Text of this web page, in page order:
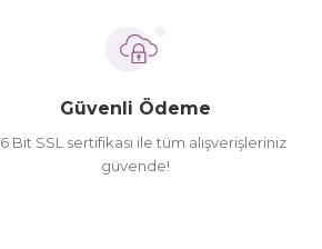
Güvenli Ödeme
Bit SSL sertifikası ile tüm alışverişleriniz
güvende!